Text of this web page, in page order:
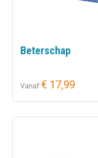
Beterschap
Vanaf € 17,99